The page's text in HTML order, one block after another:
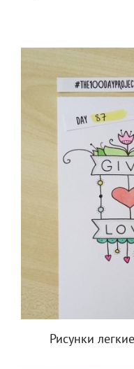
Рисунки